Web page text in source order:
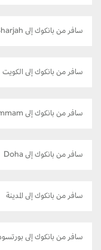
سافر من بانكوك إلى Sharjah
سافر من بانكوك إلى الكويت
سافر من بانكوك إلى Dammam
سافر من بانكوك إلى Doha
سافر من بانكوك إلى المدينة
سافر من بانكوك إلى بورتسودان